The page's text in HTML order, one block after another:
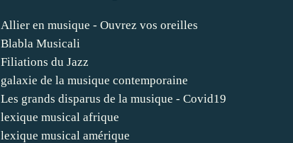
Allier en musique - Ouvrez vos oreilles
Blabla Musicali
Filiations du Jazz
galaxie de la musique contemporaine
Les grands disparus de la musique - Covid19
lexique musical afrique
lexique musical amérique